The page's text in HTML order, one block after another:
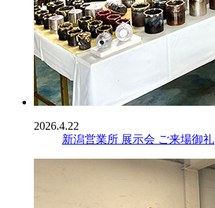
2026.4.22
新潟営業所 展示会 ご来場御礼